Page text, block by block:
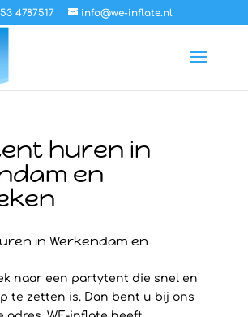
4787517 info@we-inflate.nl
huren in
en
in Werkendam en
naar een partytent die snel en
te zetten is. Dan bent u bij ons